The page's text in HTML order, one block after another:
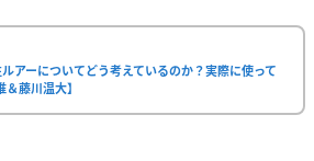
アーについてどう考えているのか？実際に使って
藤川温大】